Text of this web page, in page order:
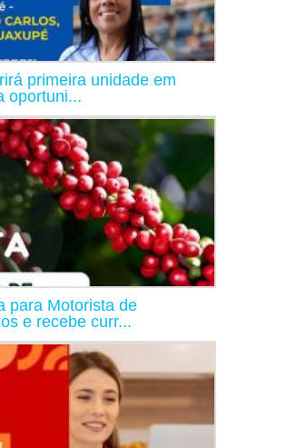
primeira unidade em
oportuni...
para Motorista de
e recebe curr...